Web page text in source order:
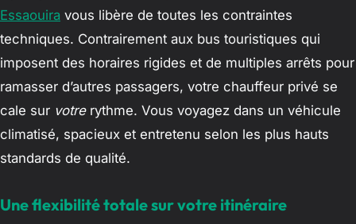
Essaouira vous libère de toutes les contraintes
techniques. Contrairement aux bus touristiques qui
imposent des horaires rigides et de multiples arrêts pour
ramasser d’autres passagers, votre chauffeur privé se
cale sur votrerythme. Vous voyagez dans un véhicule
climatisé, spacieux et entretenu selon les plus hauts
standards de qualité.
Une flexibilité totale sur votre itinéraire